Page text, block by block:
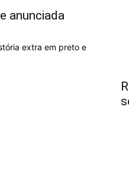
anunciada
extra em preto e